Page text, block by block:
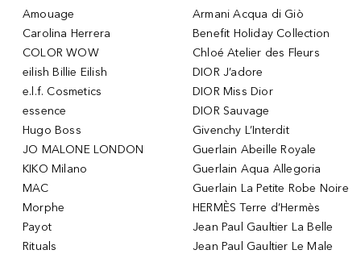
Amouage
Carolina Herrera
COLOR WOW
eilish Billie Eilish
e.l.f. Cosmetics
essence
Hugo Boss
JO MALONE LONDON
KIKO Milano
MAC
Morphe
Payot
Rituals
Armani Acqua di Giò
Benefit Holiday Collection
Chloé Atelier des Fleurs
DIOR J’adore
DIOR Miss Dior
DIOR Sauvage
Givenchy L’Interdit
Guerlain Abeille Royale
Guerlain Aqua Allegoria
Guerlain La Petite Robe Noire
HERMÈS Terre d’Hermès
Jean Paul Gaultier La Belle
Jean Paul Gaultier Le Male